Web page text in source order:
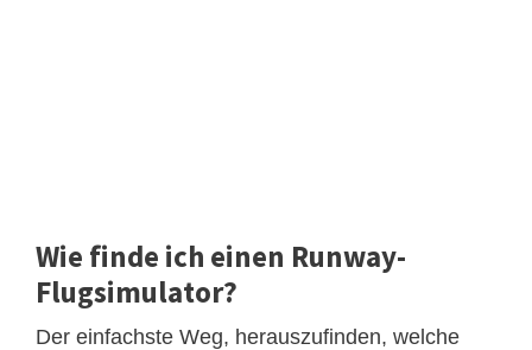
Wie finde ich einen Runway-
Flugsimulator?
Der einfachste Weg, herauszufinden, welche